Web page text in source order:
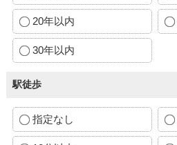
20年以内
30年以内
駅徒歩
指定なし